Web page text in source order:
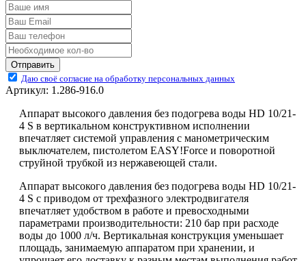
Отправить
Даю своё согласие на обработку персональных данных
Артикул: 1.286-916.0
Аппарат высокого давления без подогрева воды HD 10/21-
4 S в вертикальном конструктивном исполнении
впечатляет системой управления с манометрическим
выключателем, пистолетом EASY!Force и поворотной
струйной трубкой из нержавеющей стали.
Аппарат высокого давления без подогрева воды HD 10/21-
4 S с приводом от трехфазного электродвигателя
впечатляет удобством в работе и превосходными
параметрами производительности: 210 бар при расходе
воды до 1000 л/ч. Вертикальная конструкция уменьшает
площадь, занимаемую аппаратом при хранении, и